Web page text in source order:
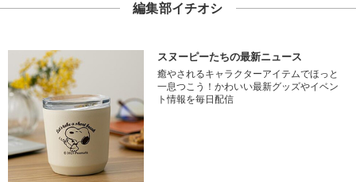
編集部イチオシ
スヌーピーたちの最新ニュース
癒やされるキャラクターアイテムでほっと
一息つこう！かわいい最新グッズやイベン
ト情報を毎日配信